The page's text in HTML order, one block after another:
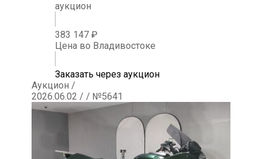
аукцион
383 147 ₽
Цена во Владивостоке
Заказать через аукцион
Аукцион /
2026.06.02 / / №5641